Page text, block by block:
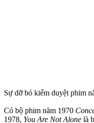
Sự dỡ bỏ kiểm duyệt phim
Có bộ phim năm 1970
1978, You Are Not Alone là